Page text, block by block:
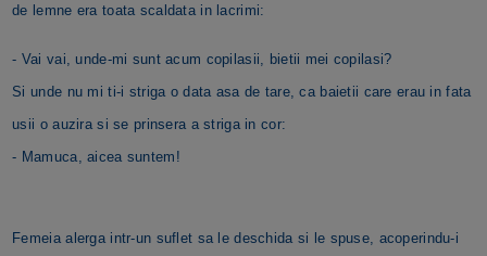
de lemne era toata scaldata in lacrimi:
- Vai vai, unde-mi sunt acum copilasii, bietii mei copilasi?
Si unde nu mi ti-i striga o data asa de tare, ca baietii care erau in fata
usii o auzira si se prinsera a striga in cor:
- Mamuca, aicea suntem!
Femeia alerga intr-un suflet sa le deschida si le spuse, acoperindu-i